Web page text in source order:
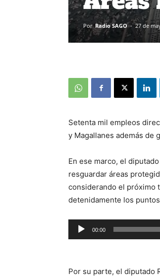
Por Radio SAGO - 27 de
Setenta mil empleos
y Magallanes además de
En ese marco, el
resguardar áreas
considerando el próximo
detenidamente los
Reproductor
de
00:00
Por su parte, el diputado